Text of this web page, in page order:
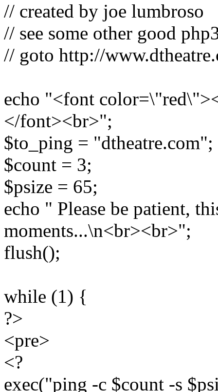
// created by joe lumbroso
// see some other good
// goto http://
echo "<font
</font><br>";
$to_ping = "dtheatre.com";
$count = 3;
$psize = 65;
echo " Please be patient,
moments...\n<br><br>";
flush();
while (1) {
?>
<pre>
<?
exec("ping -c $count -s